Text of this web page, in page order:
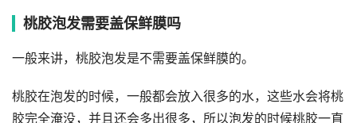
桃胶泡发需要盖保鲜膜吗
一般来讲，桃胶泡发是不需要盖保鲜膜的。
桃胶在泡发的时候，一般都会放入很多的水，这些水会将桃
胶完全淹没，并且还会多出很多，所以泡发的时候桃胶一直